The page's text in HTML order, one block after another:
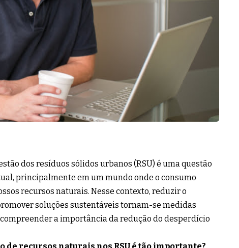
dos resíduos sólidos urbanos (RSU) é uma questão
principalmente em um mundo onde o consumo
recursos naturais. Nesse contexto, reduzir o
soluções sustentáveis tornam-se medidas
a importância da redução do desperdício